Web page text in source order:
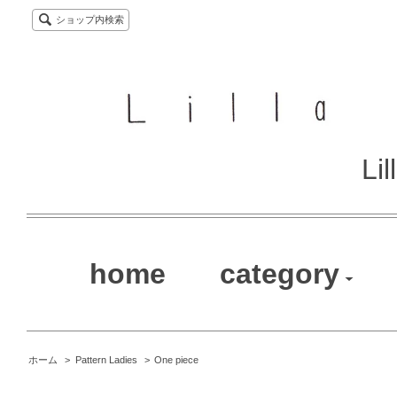
ショップ内検索
home category
ホーム > Pattern Ladies > One piece